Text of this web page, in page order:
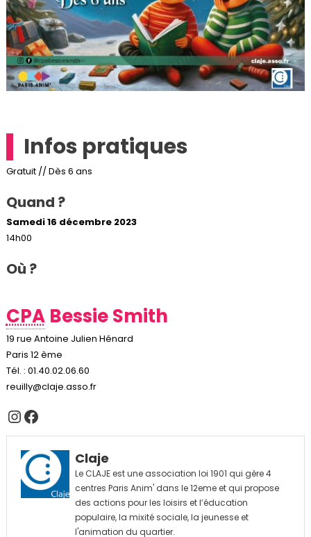
Infos pratiques
Gratuit // Dès 6 ans
Quand ?
Samedi 16 décembre 2023
14h00
Où ?
CPABessie Smith
19 rue Antoine Julien Hénard
Paris 12 ème
Tél. : 01.40.02.06.60
reuilly@claje.asso.fr
Instagram
Facebook
Claje
Le CLAJE est une association loi 1901 qui gère 4
centres Paris Anim' dans le 12eme et qui propose
des actions pour les loisirs et l’éducation
populaire, la mixité sociale, la jeunesse et
l'animation du quartier.